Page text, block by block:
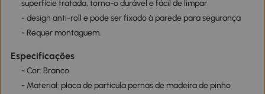
superfície tratada, torna-o durável e fácil de limpar
- design anti-roll e pode ser fixado à parede para segurança
- Requer montaguem.
Especificações
- Cor: Branco
- Material: placa de partícula pernas de madeira de pinho